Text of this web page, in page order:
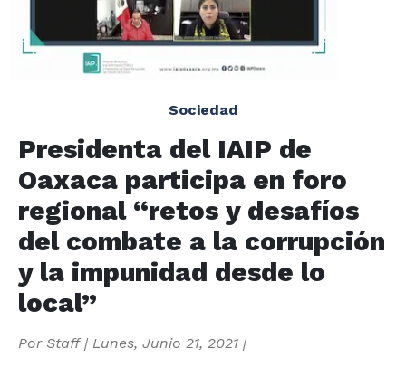
Sociedad
Presidenta del IAIP de
Oaxaca participa en foro
regional “retos y desafíos
del combate a la corrupción
y la impunidad desde lo
local”
Por Staff| Lunes, Junio 21, 2021 |